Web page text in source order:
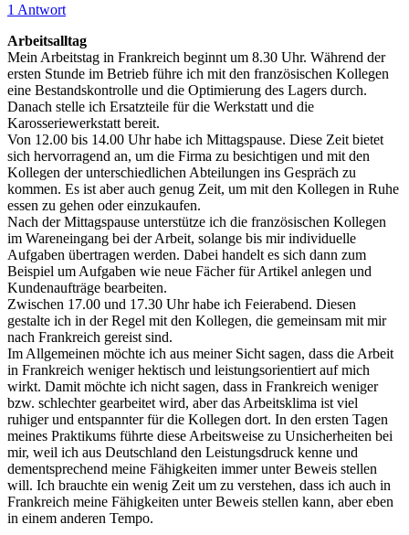
1 Antwort
Arbeitsalltag
Mein Arbeitstag in Frankreich beginnt um 8.30 Uhr. Während der
ersten Stunde im Betrieb führe ich mit den französischen Kollegen
eine Bestandskontrolle und die Optimierung des Lagers durch.
Danach stelle ich Ersatzteile für die Werkstatt und die
Karosseriewerkstatt bereit.
Von 12.00 bis 14.00 Uhr habe ich Mittagspause. Diese Zeit bietet
sich hervorragend an, um die Firma zu besichtigen und mit den
Kollegen der unterschiedlichen Abteilungen ins Gespräch zu
kommen. Es ist aber auch genug Zeit, um mit den Kollegen in Ruhe
essen zu gehen oder einzukaufen.
Nach der Mittagspause unterstütze ich die französischen Kollegen
im Wareneingang bei der Arbeit, solange bis mir individuelle
Aufgaben übertragen werden. Dabei handelt es sich dann zum
Beispiel um Aufgaben wie neue Fächer für Artikel anlegen und
Kundenaufträge bearbeiten.
Zwischen 17.00 und 17.30 Uhr habe ich Feierabend. Diesen
gestalte ich in der Regel mit den Kollegen, die gemeinsam mit mir
nach Frankreich gereist sind.
Im Allgemeinen möchte ich aus meiner Sicht sagen, dass die Arbeit
in Frankreich weniger hektisch und leistungsorientiert auf mich
wirkt. Damit möchte ich nicht sagen, dass in Frankreich weniger
bzw. schlechter gearbeitet wird, aber das Arbeitsklima ist viel
ruhiger und entspannter für die Kollegen dort. In den ersten Tagen
meines Praktikums führte diese Arbeitsweise zu Unsicherheiten bei
mir, weil ich aus Deutschland den Leistungsdruck kenne und
dementsprechend meine Fähigkeiten immer unter Beweis stellen
will. Ich brauchte ein wenig Zeit um zu verstehen, dass ich auch in
Frankreich meine Fähigkeiten unter Beweis stellen kann, aber eben
in einem anderen Tempo.